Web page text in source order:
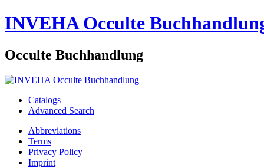
INVEHA Occulte
Occulte Buchhandlung
Catalogs
Advanced Search
Abbreviations
Terms
Privacy Policy
Imprint